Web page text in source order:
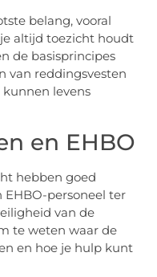
belang, vooral
altijd toezicht houdt
de basisprincipes
van reddingsvesten
levens
en EHBO
hebben goed
personeel ter
van de
te weten waar de
en hoe je hulp kunt